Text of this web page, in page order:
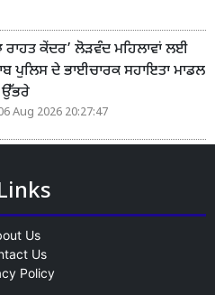
ਰਾਹਤ ਕੇਂਦਰ’ ਲੋੜਵੰਦ ਮਹਿਲਾਵਾਂ ਲਈ
ਪੁਲਿਸ ਦੇ ਭਾਈਚਾਰਕ ਸਹਾਇਤਾ ਮਾਡਲ
Aug 2026 20:27:47
Us
Us
Policy